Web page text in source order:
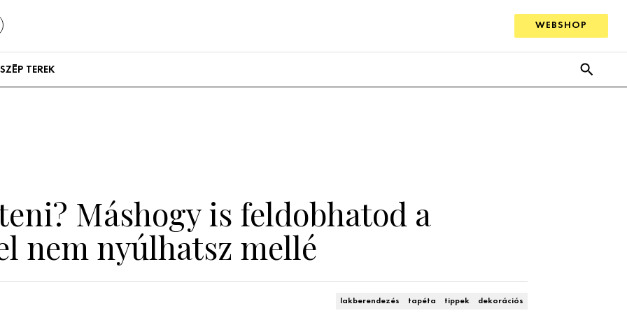
WEBSHOP
SZÉP TEREK
Máshogy is feldobhatod a
nem nyúlhatsz mellé
lakberendezés tapéta tippek dekorációs